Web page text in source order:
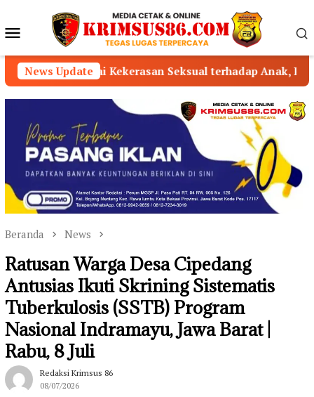
konten Menu
Mobile
News Update
Seksual terhadap Anak, Pelaku Ditangkap
Beranda News
Ratusan Warga Desa Cipedang
Antusias Ikuti Skrining Sistematis
Tuberkulosis (SSTB) Program
Nasional Indramayu, Jawa Barat |
Rabu, 8 Juli
Redaksi Krimsus 86
08/07/2026